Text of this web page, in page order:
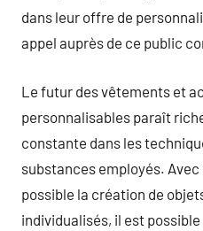
dans leur offre de
appel auprès de ce public
Le futur des vêtements et
personnalisables paraît
constante dans les
substances employés.
possible la création de
individualisés, il est possible